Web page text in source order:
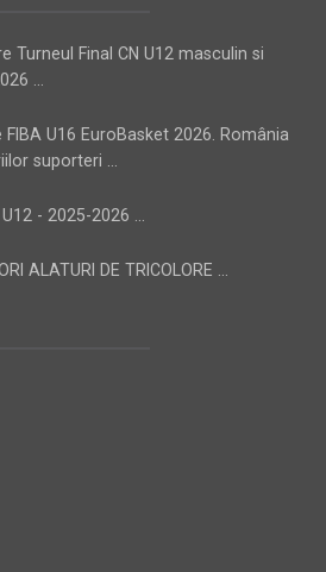
Turneul Final CN U12 masculin si
...
U16 EuroBasket 2026. România
suporteri ...
- 2025-2026 ...
ALATURI DE TRICOLORE ...